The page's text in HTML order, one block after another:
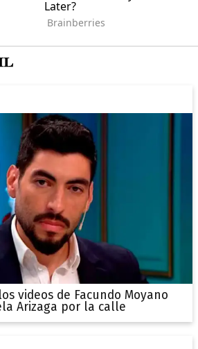
videos de Facundo Moyano
Arizaga por la calle